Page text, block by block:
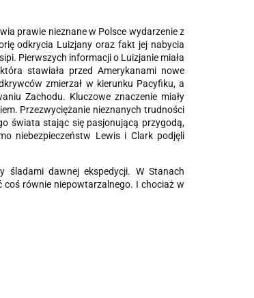
prawie nieznane w Polsce wydarzenie z
odkrycia Luizjany oraz fakt jej nabycia
Pierwszych informacji o Luizjanie miała
stawiała przed Amerykanami nowe
zmierzał w kierunku Pacyfiku, a
Zachodu. Kluczowe znaczenie miały
Przezwyciężanie nieznanych trudności
świata stając się pasjonującą przygodą,
niebezpieczeństw Lewis i Clark podjęli
śladami dawnej ekspedycji. W Stanach
coś równie niepowtarzalnego. I chociaż w